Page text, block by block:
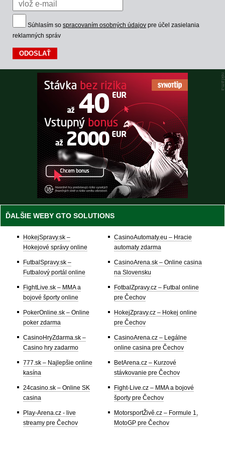
Súhlasím so spracovaním osobných údajov pre účel zasielania
reklamných správ
ĎALŠIE WEBY GTO SOLUTIONS
HokejSpravy.sk –
Hokejové správy online
FutbalSpravy.sk –
Futbalový portál online
FightLive.sk – MMA a
bojové športy online
PokerOnline.sk – Online
poker zdarma
CasinoHryZdarma.sk –
Casino hry zadarmo
777.sk – Najlepšie online
kasína
24casino.sk – Online SK
casina
Play-Arena.cz - live
streamy pre Čechov
CasinoAutomaty.eu – Hracie
automaty zdarma
CasinoArena.sk – Online casina
na Slovensku
FotbalZpravy.cz – Futbal online
pre Čechov
HokejZpravy.cz – Hokej online
pre Čechov
CasinoArena.cz – Legálne
online casina pre Čechov
BetArena.cz – Kurzové
stávkovanie pre Čechov
Fight-Live.cz – MMA a bojové
športy pre Čechov
MotorsportŽivě.cz – Formule 1,
MotoGP pre Čechov